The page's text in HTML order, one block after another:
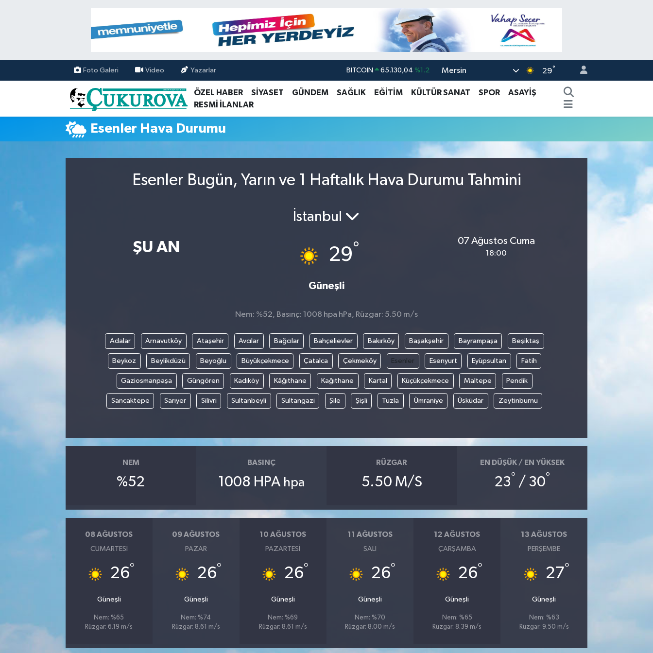
Foto Galeri Video Yazarlar BITCOIN 65.130,04 %1.2
DOLAR 47,7106 %0.17
GRAM ALTIN 6618.49 %2.12
BİST100 13.773 %-19
Mersin 29°
ÖZEL HABER SİYASET GÜNDEM SAĞLIK EĞİTİM KÜLTÜR SANAT SPOR
ASAYİŞ
RESMİ İLANLAR
Esenler Hava Durumu
Esenler Bugün, Yarın ve 1 Haftalık Hava Durumu Tahmini
ŞU AN
İstanbul
29°
Güneşli
07 Ağustos Cuma
18:00
Nem: %52, Basınç: 1008 hpa hPa, Rüzgar: 5.50 m/s
Adalar Arnavutköy Ataşehir Avcılar Bağcılar Bahçelievler Bakırköy Başakşehir Bayrampaşa Beşiktaş
Beykoz Beylikdüzü Beyoğlu Büyükçekmece Çatalca Çekmeköy Esenler Esenyurt Eyüpsultan Fatih
Gaziosmanpaşa Güngören Kadıköy Kâğıthane Kağıthane Kartal Küçükçekmece Maltepe Pendik
Sancaktepe Sarıyer Silivri Sultanbeyli Sultangazi Şile Şişli Tuzla Ümraniye Üsküdar Zeytinburnu
NEM
%52
BASINÇ
1008 HPA hpa
RÜZGAR
5.50 M/S
EN DÜŞÜK / EN YÜKSEK
23° / 30°
08 AĞUSTOS
CUMARTESI
26°
Güneşli
Nem: %65
Rüzgar: 6.19 m/s
09 AĞUSTOS
PAZAR
26°
Güneşli
Nem: %74
Rüzgar: 8.61 m/s
10 AĞUSTOS
PAZARTESI
26°
Güneşli
Nem: %69
Rüzgar: 8.61 m/s
11 AĞUSTOS
SALI
26°
Güneşli
Nem: %70
Rüzgar: 8.00 m/s
12 AĞUSTOS
ÇARŞAMBA
26°
Güneşli
Nem: %65
Rüzgar: 8.39 m/s
13 AĞUSTOS
PERŞEMBE
27°
Güneşli
Nem: %63
Rüzgar: 9.50 m/s
Mersin Nöbetçi Eczaneler
Mersin Hava Durumu
Mersin Namaz Vakitleri
Mersin Trafik Yoğunluk Haritası
Süper Lig Puan Durumu ve Fikstür
Tüm Manşetler